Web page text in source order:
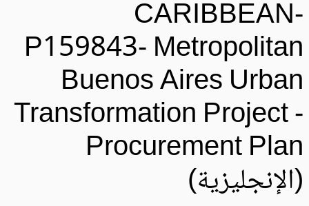
P159843-
Buenos Aires
Transformation Project
Procurement